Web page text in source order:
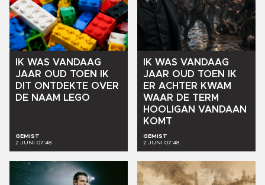
IK WAS VANDAAG
JAAR OUD TOEN
IK
DIT ONTDEKTE OVER
DE NAAM LEGO
GEMIST
2 JUNI 07:48
IK WAS VANDAAG
JAAR OUD TOEN
IK
ER ACHTER KWAM
WAAR DE TERM
HOOLIGAN VANDAAN
KOMT
GEMIST
2 JUNI 07:48